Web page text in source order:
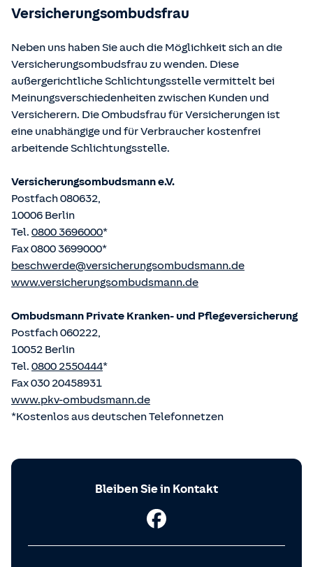
eingesehen und abgerufen werden.
Versicherungsombudsfrau
Neben uns haben Sie auch die Möglichkeit sich an die
Versicherungsombudsfrau zu wenden. Diese
außergerichtliche Schlichtungsstelle vermittelt bei
Meinungsverschiedenheiten zwischen Kunden und
Versicherern. Die Ombudsfrau für Versicherungen ist
eine unabhängige und für Verbraucher kostenfrei
arbeitende Schlichtungsstelle.
Versicherungsombudsmann e.V.
Postfach 080632,
10006 Berlin
Tel. 0800 3696000*
Fax 0800 3699000*
beschwerde@versicherungsombudsmann.de
www.versicherungsombudsmann.de
Ombudsmann Private Kranken- und Pflege­versicherung
Postfach 060222,
10052 Berlin
Tel. 0800 2550444*
Fax 030 20458931
www.pkv-ombudsmann.de
*Kostenlos aus deutschen Telefonnetzen
Bleiben Sie in Kontakt